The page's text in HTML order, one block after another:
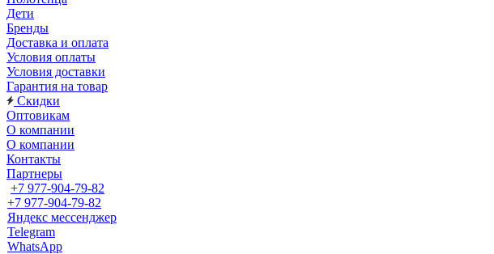
Дети
Бренды
Доставка и оплата
Условия оплаты
Условия доставки
Гарантия на товар
Скидки
Оптовикам
О компании
О компании
Контакты
Партнеры
+7 977-904-79-82
+7 977-904-79-82
Яндекс мессенджер
Telegram
WhatsApp